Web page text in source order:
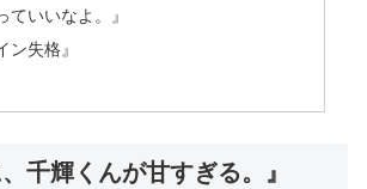
ていいなよ。』
ン失格』
千輝くんが甘すぎる。』